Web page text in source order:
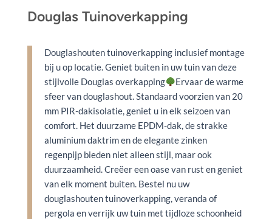
Douglas Tuinoverkapping
Douglashouten tuinoverkapping inclusief montage
bij u op locatie. Geniet buiten in uw tuin van deze
stijlvolle Douglas overkapping
Ervaar de warme
sfeer van douglashout. Standaard voorzien van 20
mm PIR-dakisolatie, geniet u in elk seizoen van
comfort. Het duurzame EPDM-dak, de strakke
aluminium daktrim en de elegante zinken
regenpijp bieden niet alleen stijl, maar ook
duurzaamheid. Creëer een oase van rust en geniet
van elk moment buiten. Bestel nu uw
douglashouten tuinoverkapping, veranda of
pergola en verrijk uw tuin met tijdloze schoonheid